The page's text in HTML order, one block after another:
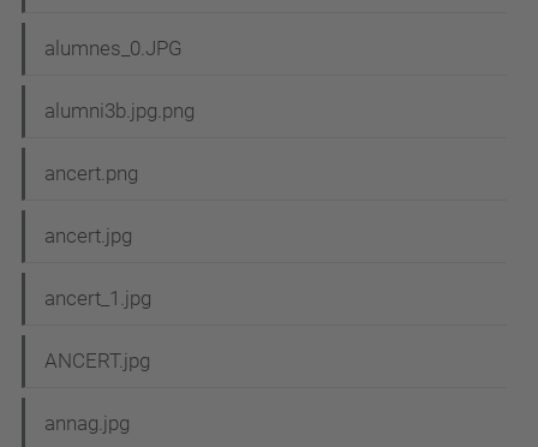
alumnes_0.JPG
alumni3b.jpg.png
ancert.png
ancert.jpg
ancert_1.jpg
ANCERT.jpg
annag.jpg